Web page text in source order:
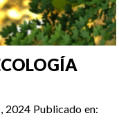
2024 Publicado en: